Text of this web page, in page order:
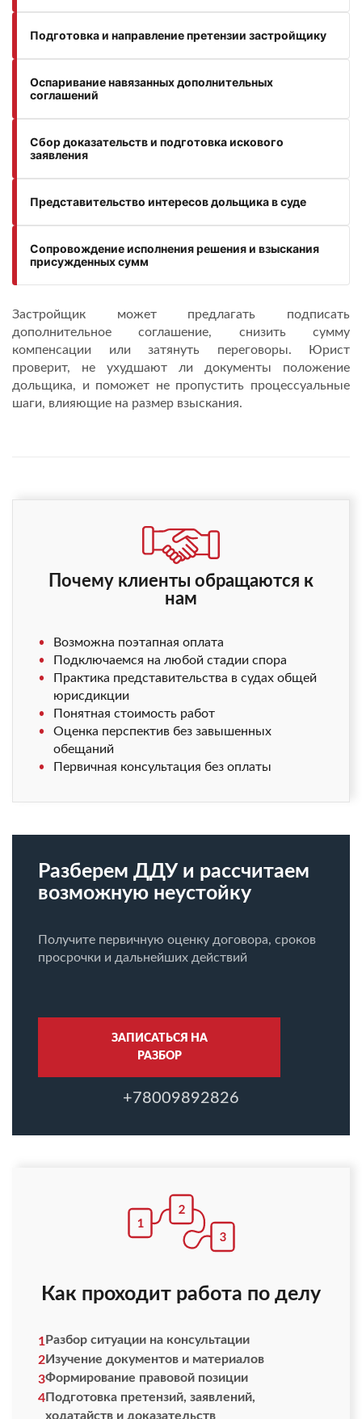
Подготовка и направление претензии застройщику
Оспаривание навязанных дополнительных
соглашений
Сбор доказательств и подготовка искового
заявления
Представительство интересов дольщика в суде
Сопровождение исполнения решения и взыскания
присужденных сумм
Застройщик может предлагать подписать
дополнительное соглашение, снизить сумму
компенсации или затянуть переговоры. Юрист
проверит, не ухудшают ли документы положение
дольщика, и поможет не пропустить процессуальные
шаги, влияющие на размер взыскания.
Почему клиенты обращаются к
нам
Возможна поэтапная оплата
Подключаемся на любой стадии спора
Практика представительства в судах общей
юрисдикции
Понятная стоимость работ
Оценка перспектив без завышенных
обещаний
Первичная консультация без оплаты
Разберем ДДУ и рассчитаем
возможную неустойку
Получите первичную оценку договора, сроков
просрочки и дальнейших действий
ЗАПИСАТЬСЯ НА
РАЗБОР
+78009892826
Как проходит работа по делу
1Разбор ситуации на консультации
2Изучение документов и материалов
3Формирование правовой позиции
4Подготовка претензий, заявлений,
ходатайств и доказательств